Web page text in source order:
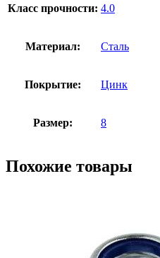
Класс прочности: 4.0
Материал: Сталь
Покрытие: Цинк
Размер: 8
Похожие товары